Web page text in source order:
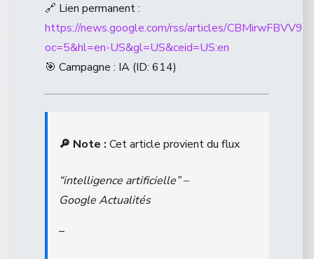
🔗 Lien permanent :
https://news.google.com/rss/articles/
oc=5&hl=en-US&gl=US&ceid=US:en
🎯 Campagne : IA (ID: 614)
🔎 Note : Cet article provient du flux
“intelligence artificielle” –
Google Actualités
–